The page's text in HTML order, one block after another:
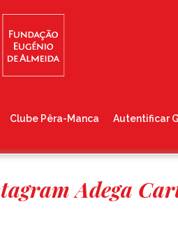
Clube Pêra-Manca Autentificar
Adega